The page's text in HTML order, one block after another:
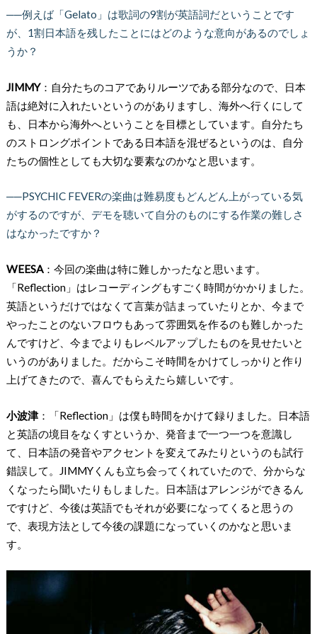
──例えば「Gelato」は歌詞の9割が英語詞だということです
が、1割日本語を残したことにはどのような意向があるのでしょ
うか？
JIMMY：自分たちのコアでありルーツである部分なので、日本
語は絶対に入れたいというのがありますし、海外へ行くにして
も、日本から海外へということを目標としています。自分たち
のストロングポイントである日本語を混ぜるというのは、自分
たちの個性としても大切な要素なのかなと思います。
──PSYCHIC FEVERの楽曲は難易度もどんどん上がっている気
がするのですが、デモを聴いて自分のものにする作業の難しさ
はなかったですか？
WEESA：今回の楽曲は特に難しかったなと思います。
「Reflection」はレコーディングもすごく時間がかかりました。
英語というだけではなくて言葉が詰まっていたりとか、今まで
やったことのないフロウもあって雰囲気を作るのも難しかった
んですけど、今までよりもレベルアップしたものを見せたいと
いうのがありました。だからこそ時間をかけてしっかりと作り
上げてきたので、喜んでもらえたら嬉しいです。
小波津：「Reflection」は僕も時間をかけて録りました。日本語
と英語の境目をなくすというか、発音まで一つ一つを意識し
て、日本語の発音やアクセントを変えてみたりというのも試行
錯誤して。JIMMYくんも立ち会ってくれていたので、分からな
くなったら聞いたりもしました。日本語はアレンジができるん
ですけど、今後は英語でもそれが必要になってくると思うの
で、表現方法として今後の課題になっていくのかなと思いま
す。